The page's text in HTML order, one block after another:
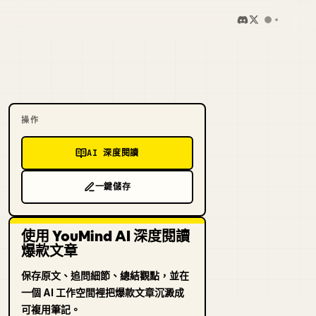
操作
AI 深度閱讀
一鍵儲存
使用 YouMind AI 深度閱讀
爆款文章
保存原文、追問細節、總結觀點，並在
一個 AI 工作空間裡把爆款文章沉澱成
可複用筆記。